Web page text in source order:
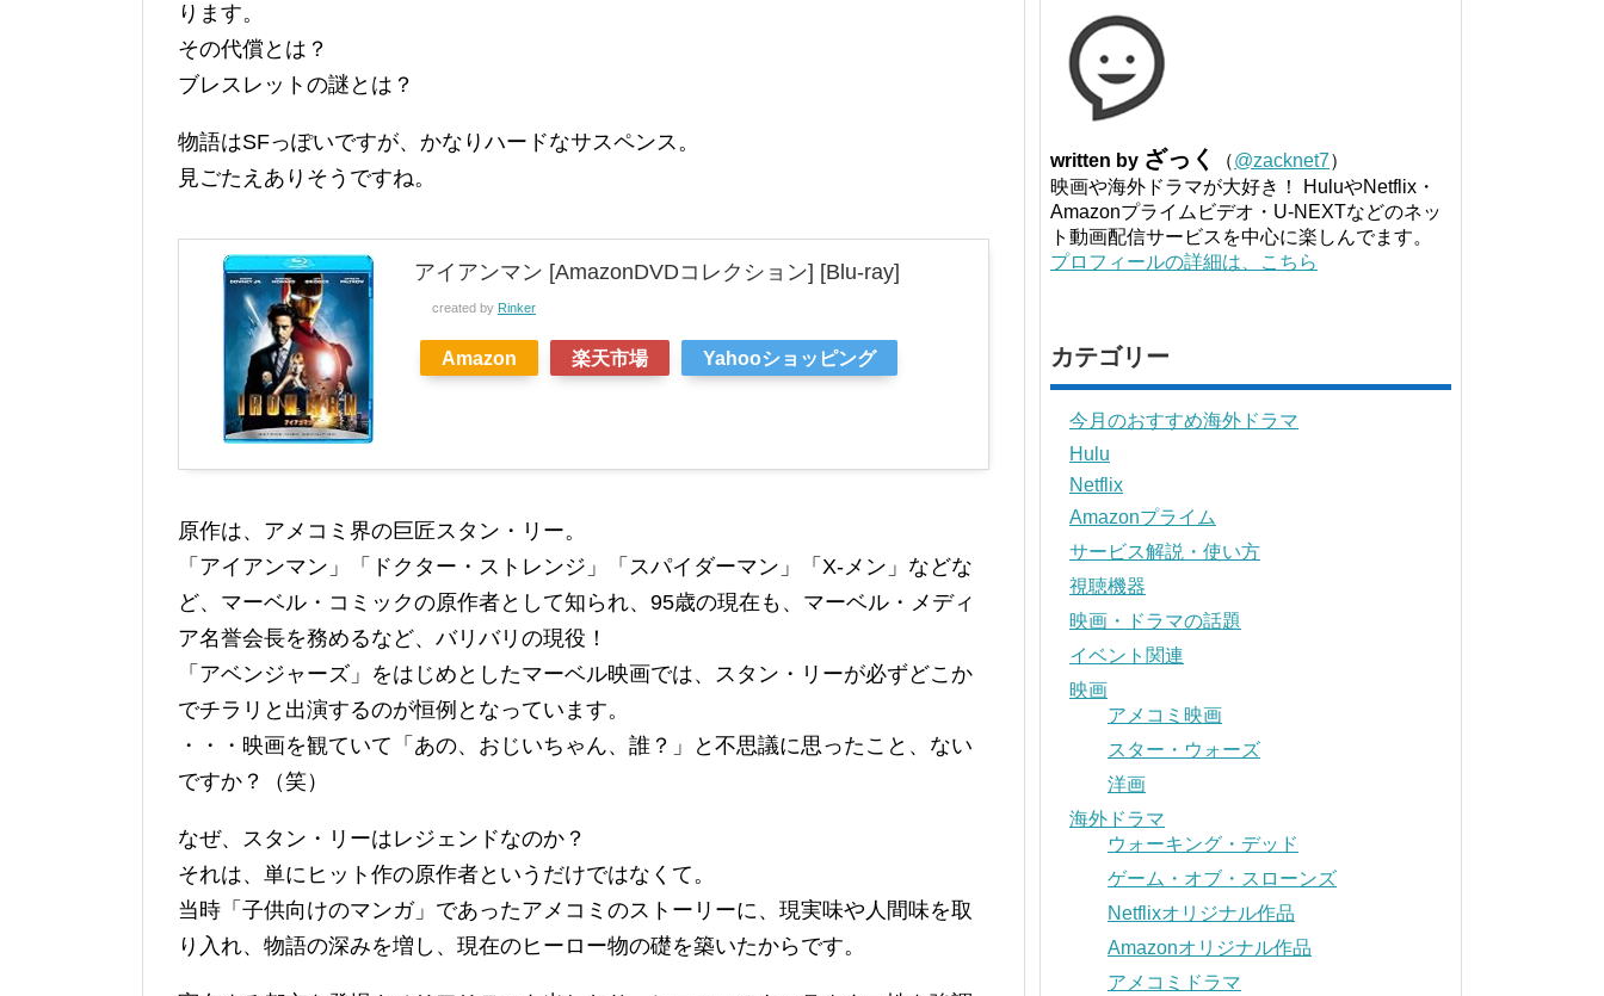
ります。
その代償とは？
ブレスレットの謎とは？
物語はSFっぽいですが、かなりハードなサスペンス。
見ごたえありそうですね。
アイアンマン [AmazonDVDコレクション] [Blu-ray]
created by Rinker
Amazon 楽天市場 Yahooショッピング
原作は、アメコミ界の巨匠スタン・リー。
「アイアンマン」「ドクター・ストレンジ」「スパイダーマン」「X-メン」などな
ど、マーベル・コミックの原作者として知られ、95歳の現在も、マーベル・メディ
ア名誉会長を務めるなど、バリバリの現役！
「アベンジャーズ」をはじめとしたマーベル映画では、スタン・リーが必ずどこか
でチラリと出演するのが恒例となっています。
・・・映画を観ていて「あの、おじいちゃん、誰？」と不思議に思ったこと、ない
ですか？（笑）
なぜ、スタン・リーはレジェンドなのか？
それは、単にヒット作の原作者というだけではなくて。
当時「子供向けのマンガ」であったアメコミのストーリーに、現実味や人間味を取
り入れ、物語の深みを増し、現在のヒーロー物の礎を築いたからです。
written by ざっく （@zacknet7）
映画や海外ドラマが大好き！ HuluやNetflix・
Amazonプライムビデオ・U-NEXTなどのネッ
ト動画配信サービスを中心に楽しんでます。
プロフィールの詳細は、こちら
カテゴリー
今月のおすすめ海外ドラマ
Hulu
Netflix
Amazonプライム
サービス解説・使い方
視聴機器
映画・ドラマの話題
イベント関連
映画
アメコミ映画
スター・ウォーズ
洋画
海外ドラマ
ウォーキング・デッド
ゲーム・オブ・スローンズ
Netflixオリジナル作品
Amazonオリジナル作品
アメコミドラマ